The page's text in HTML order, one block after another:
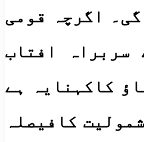
اگرچہ قومی
سربراہ افتاب
کاکہنایہ ہے
کافیصلہ